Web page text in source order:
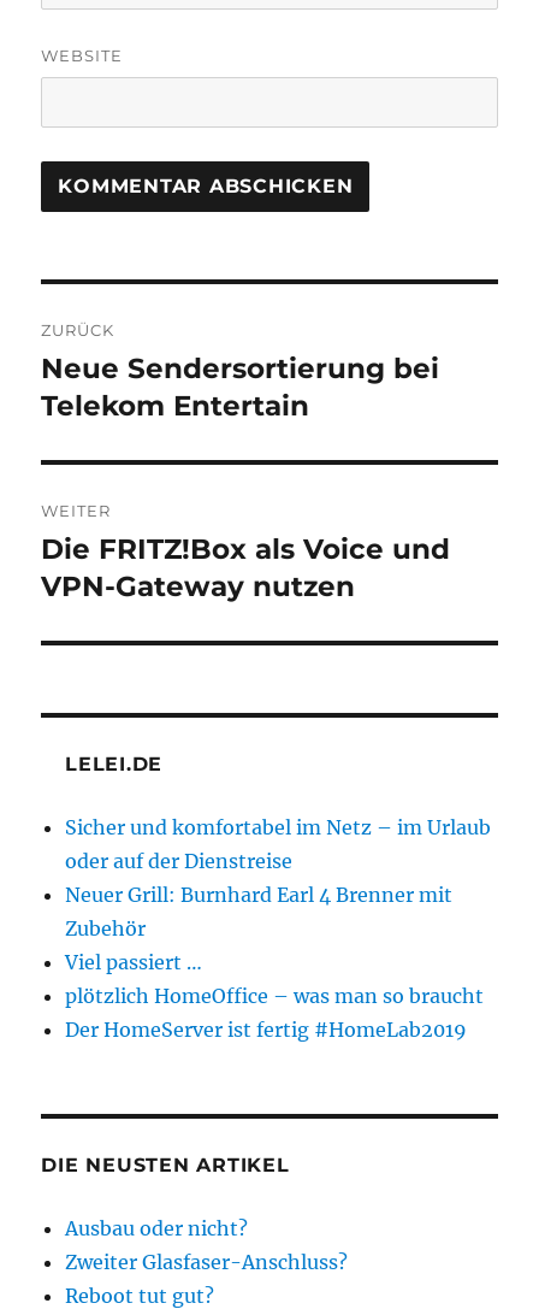
WEBSITE
ZURÜCK
Vorheriger
Beitrag:
Neue Sendersortierung bei
Telekom Entertain
WEITER
Nächster
Beitrag:
Die FRITZ!Box als Voice und
VPN-Gateway nutzen
LELEI.DE
Sicher und komfortabel im Netz – im Urlaub
oder auf der Dienstreise
Neuer Grill: Burnhard Earl 4 Brenner mit
Zubehör
Viel passiert …
plötzlich HomeOffice – was man so braucht
Der HomeServer ist fertig #HomeLab2019
DIE NEUSTEN ARTIKEL
Ausbau oder nicht?
Zweiter Glasfaser-Anschluss?
Reboot tut gut?